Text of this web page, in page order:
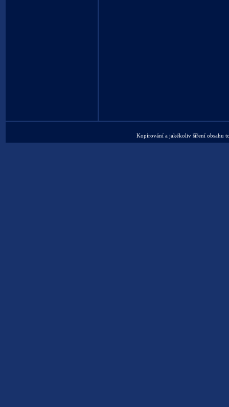
Kopírování a jakékoliv šíření obsahu